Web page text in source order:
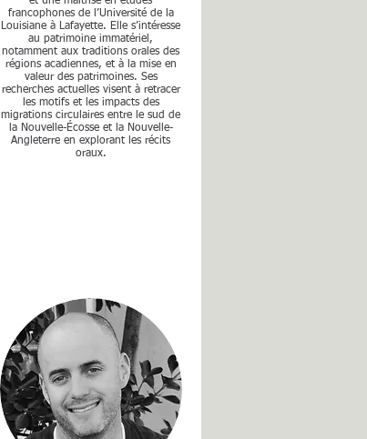
francophones de l’Université de la
Louisiane à Lafayette. Elle s’intéresse
au patrimoine immatériel,
notamment aux traditions orales des
régions acadiennes, et à la mise en
valeur des patrimoines. Ses
recherches actuelles visent à retracer
les motifs et les impacts des
migrations circulaires entre le sud de
la Nouvelle-Écosse et la Nouvelle-
Angleterre en explorant les récits
oraux.